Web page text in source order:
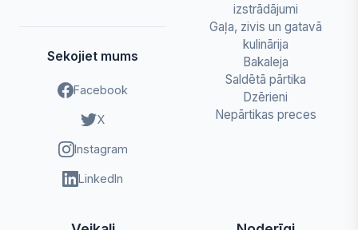
Sekojiet mums
Facebook
X
Instagram
LinkedIn
izstrādājumi
Gaļa, zivis un gatavā
kulinārija
Bakaleja
Saldētā pārtika
Dzērieni
Nepārtikas preces